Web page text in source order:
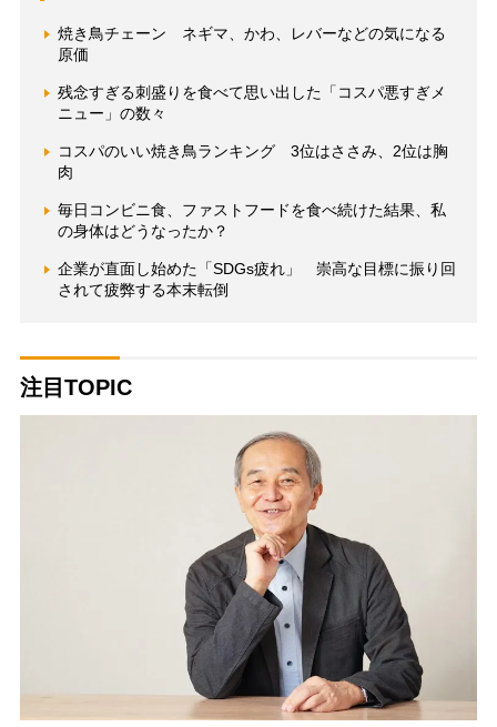
焼き鳥チェーン ネギマ、かわ、レバーなどの気になる
原価
残念すぎる刺盛りを食べて思い出した「コスパ悪すぎメ
ニュー」の数々
コスパのいい焼き鳥ランキング 3位はささみ、2位は胸
肉
毎日コンビニ食、ファストフードを食べ続けた結果、私
の身体はどうなったか？
企業が直面し始めた「SDGs疲れ」 崇高な目標に振り回
されて疲弊する本末転倒
注目TOPIC